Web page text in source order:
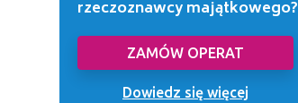
rzeczoznawcy majątkowego?
ZAMÓW OPERAT
Dowiedz się więcej